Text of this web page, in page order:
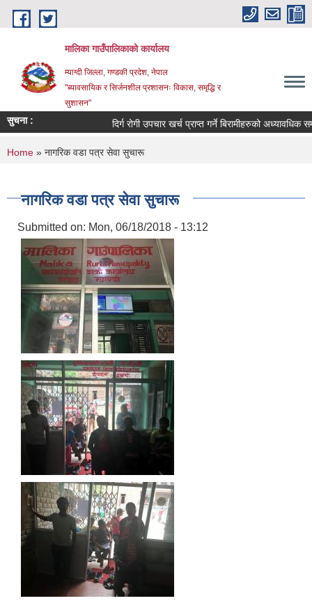
Skip to main content
मालिका गाउँपालिकाको कार्यालय
म्याग्दी जिल्ला, गण्डकी प्रदेश, नेपाल
"ब्यावसायिक र सिर्जनशील प्रशासनः विकास, समृद्धि र
सुशासन"
सुचना : दिर्ग रोगी उपचार खर्च प्राप्त गर्ने बिरामीहरुको अध्यावधिक
You are here
Home » नागरिक वडा पत्र सेवा सुचारू
नागरिक वडा पत्र सेवा सुचारू
Submitted on: Mon, 06/18/2018 - 13:12